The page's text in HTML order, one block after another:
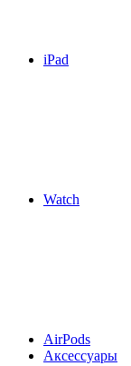
iPad
Watch
AirPods
Аксессуары